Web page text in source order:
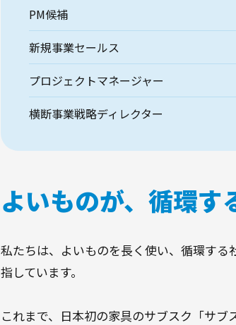
PM候補
新規事業セールス
プロジェクトマネージャー
横断事業戦略ディレクター
よいものが、循環す
私たちは、よいものを長く使い、循環す
指しています。
これまで、日本初の家具のサブスク「サ